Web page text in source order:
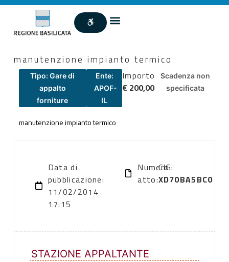
manutenzione impianto termico
Tipo: Gare di
appalto
forniture
Ente:
APOF-
IL
Importo
€ 200,00
Scadenza non
specificata
manutenzione impianto termico
Data di
pubblicazione:
11/02/2014
17:15
Numero
atto:
CIG:
XD70BA5BC0
STAZIONE APPALTANTE